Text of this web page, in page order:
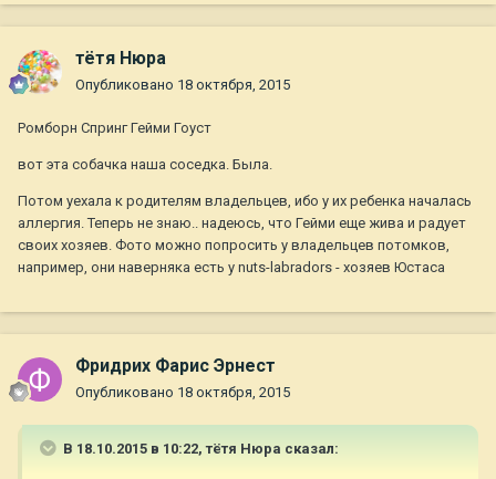
тётя Нюра
Опубликовано 18 октября, 2015
Ромборн Спринг Гейми Гоуст
вот эта собачка наша соседка. Была.
Потом уехала к родителям владельцев, ибо у их ребенка началась
аллергия. Теперь не знаю.. надеюсь, что Гейми еще жива и радует
своих хозяев. Фото можно попросить у владельцев потомков,
например, они наверняка есть у nuts-labradors - хозяев Юстаса
Фридрих Фарис Эрнест
Опубликовано 18 октября, 2015
В 18.10.2015 в 10:22, тётя Нюра сказал: